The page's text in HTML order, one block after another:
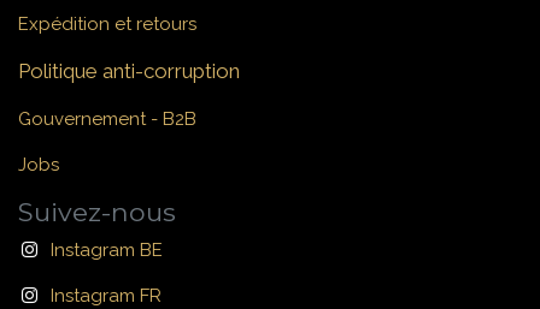
Expédition et retours
Politique anti-corruption
Gouvernement - B2B
Jobs
Suivez-nous
Instagram BE
Instagram FR